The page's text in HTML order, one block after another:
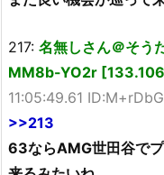
217: 名無しさん＠そう
MM8b-YO2r
11:05:49.61
>>213
63ならAMG世田谷で